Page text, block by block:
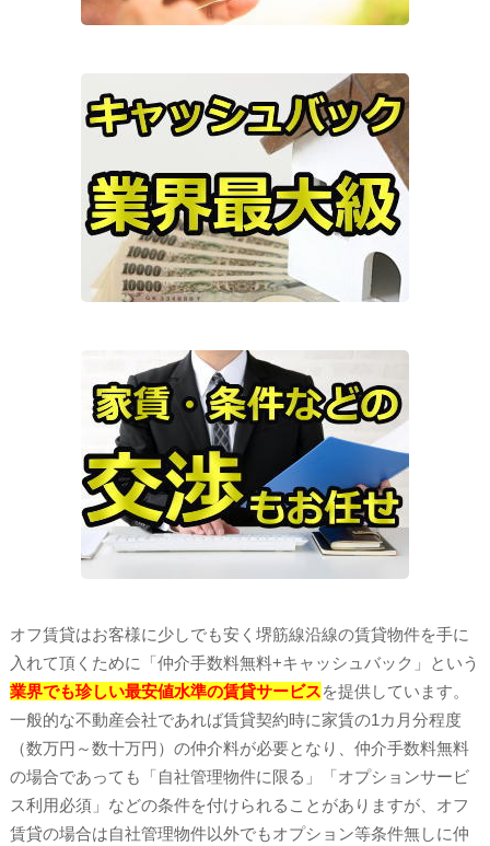
オフ賃貸はお客様に少しでも安く堺筋線沿線の賃貸物件を手に
入れて頂くために「仲介手数料無料+キャッシュバック」という
業界でも珍しい最安値水準の賃貸サービスを提供しています。
一般的な不動産会社であれば賃貸契約時に家賃の1カ月分程度
（数万円～数十万円）の仲介料が必要となり、仲介手数料無料
の場合であっても「自社管理物件に限る」「オプションサービ
ス利用必須」などの条件を付けられることがありますが、オフ
賃貸の場合は自社管理物件以外でもオプション等条件無しに仲